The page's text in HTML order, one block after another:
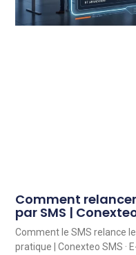
Comment
par SMS |
Comment le SMS relance
pratique | Conexteo SMS ·